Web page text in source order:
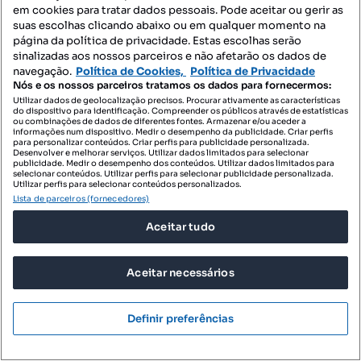
Localizações recomendadas
Moradias para comprar - Águas Santas e Moure
Moradias para comprar - Calvos e Frades
Moradias para comprar - Campos e Louredo
Moradias para comprar - Covelas
Moradias para comprar - Esperança e Brunhais
Moradias para comprar - Ferreiros
Moradias para comprar - Fonte Arcada e Oliveira
Moradias para comprar - Galegos
Moradias para comprar - Garfe
em cookies para tratar dados pessoais. Pode aceitar ou gerir as
suas escolhas clicando abaixo ou em qualquer momento na
página da política de privacidade. Estas escolhas serão
sinalizadas aos nossos parceiros e não afetarão os dados de
navegação. Política de Cookies, Política de Privacidade
Nós e os nossos parceiros tratamos os dados para fornecermos:
Utilizar dados de geolocalização precisos. Procurar ativamente as características
do dispositivo para identificação. Compreender os públicos através de estatísticas
ou combinações de dados de diferentes fontes. Armazenar e/ou aceder a
informações num dispositivo. Medir o desempenho da publicidade. Criar perfis
para personalizar conteúdos. Criar perfis para publicidade personalizada.
Desenvolver e melhorar serviços. Utilizar dados limitados para selecionar
publicidade. Medir o desempenho dos conteúdos. Utilizar dados limitados para
selecionar conteúdos. Utilizar perfis para selecionar publicidade personalizada.
Utilizar perfis para selecionar conteúdos personalizados.
Lista de parceiros (fornecedores)
Aceitar tudo
Aceitar necessários
Definir preferências